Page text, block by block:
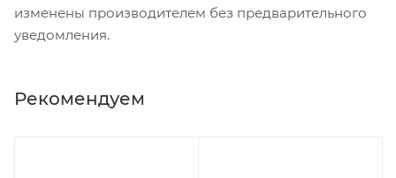
изменены производителем без предварительного
уведомления.
Рекомендуем